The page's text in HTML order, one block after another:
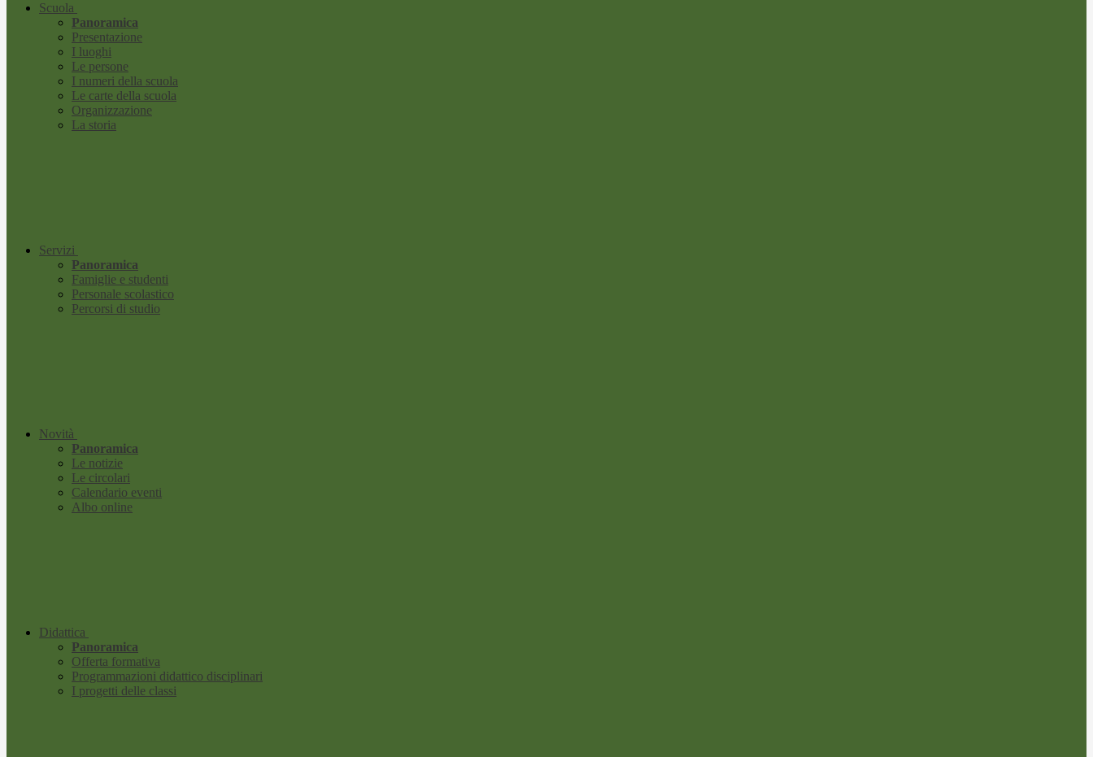
Scuola
Panoramica
Presentazione
I luoghi
Le persone
I numeri della scuola
Le carte della scuola
Organizzazione
La storia
Servizi
Panoramica
Famiglie e studenti
Personale scolastico
Percorsi di studio
Novità
Panoramica
Le notizie
Le circolari
Calendario eventi
Albo online
Didattica
Panoramica
Offerta formativa
Programmazioni didattico disciplinari
I progetti delle classi